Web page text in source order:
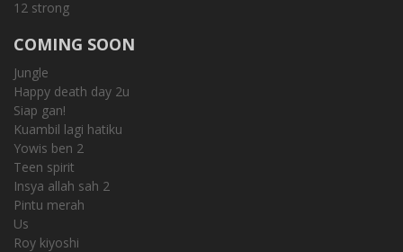
12 strong
COMING SOON
Jungle
Happy death day 2u
Siap gan!
Kuambil lagi hatiku
Yowis ben 2
Teen spirit
Insya allah sah 2
Pintu merah
Us
Roy kiyoshi